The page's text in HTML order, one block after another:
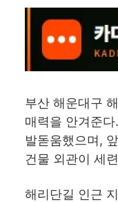
부산 해운대구
매력을 안겨준
발돋움했으며,
건물 외관이 세
해리단길 인근